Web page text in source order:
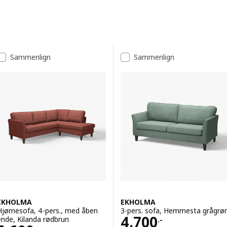
Resultatliste
Sammenlign
4-pers., med åben
Kilanda rødbrun
Sammenlign
EKHOLMA
3-pers. sofa, Hemmesta
4.700.-
Pris 4700.-